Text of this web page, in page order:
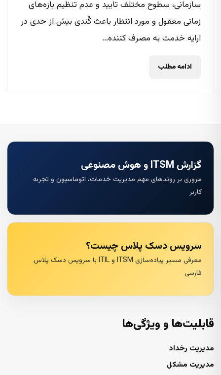
سازمانی، سطوح مختلف تایید و عدم تنظیم بازه‌های
زمانی معقول و مورد انتظار باعث کُندی بیش از حدی در
ارایه خدمت به مصرف کننده...
ادامه مطلب
گزارش ITSM و هوش مصنوعی
مروری بر روندهای مهم مدیریت خدمات، اتوماسیون و تجربه
کاربر
سرویس دسک پلاس چیست؟
معرفی مسیر پیاده‌سازی ITSM و ITIL با سرویس دسک پلاس
فارسی
قابلیت‌ها و ویژگی‌ها
مدیریت رخداد
مدیریت مشکل